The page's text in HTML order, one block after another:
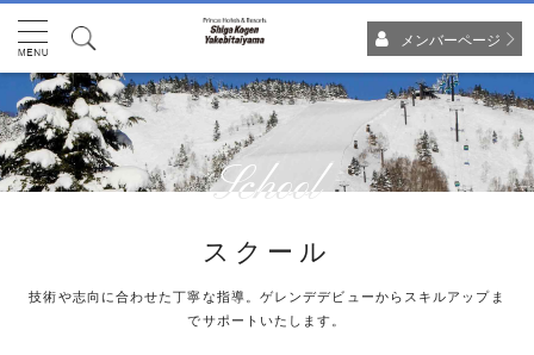
メンバーページ
School
スクール
技術や志向に合わせた丁寧な指導。ゲレンデデビューからスキルアップま
でサポートいたします。